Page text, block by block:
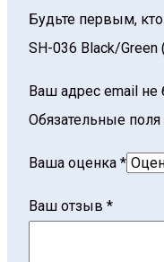
Будьте первым,
SH-036 Black/Green
Ваш адрес email не
Обязательные
Ваша оценка *
Ваш отзыв *